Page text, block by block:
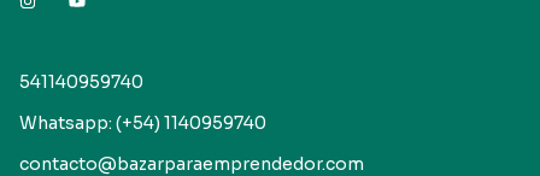
541140959740
Whatsapp: (+54) 1140959740
contacto@bazarparaemprendedor.com